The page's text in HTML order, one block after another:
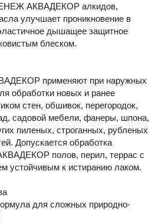
АКВАДЕКОР алкидов,
улучшает проникновение в
дышащее защитное
блеском.
применяют при наружных
обработки новых и ранее
стен, обшивок, перегородок,
садовой мебели, фанеры, шпона,
пиленых, строганных, рубленых
Допускается обработка
полов, перил, террас с
устойчивым к истиранию лаком.
для сложных природно-